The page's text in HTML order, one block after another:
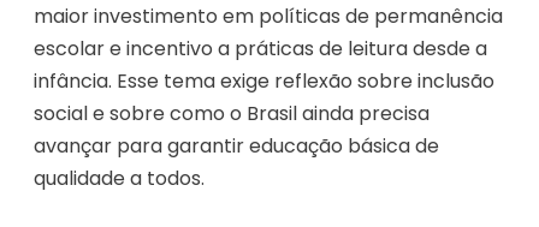
maior investimento em políticas de permanência
escolar e incentivo a práticas de leitura desde a
infância. Esse tema exige reflexão sobre inclusão
social e sobre como o Brasil ainda precisa
avançar para garantir educação básica de
qualidade a todos.